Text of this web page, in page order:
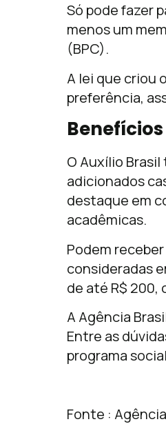
Só pode fazer
menos um
(BPC).
A lei que criou
preferência,
O Auxílio
adicionados
destaque em
acadêmicas.
Podem
consideradas
de até R$ 200,
A Agência
Entre as
programa
Fonte :